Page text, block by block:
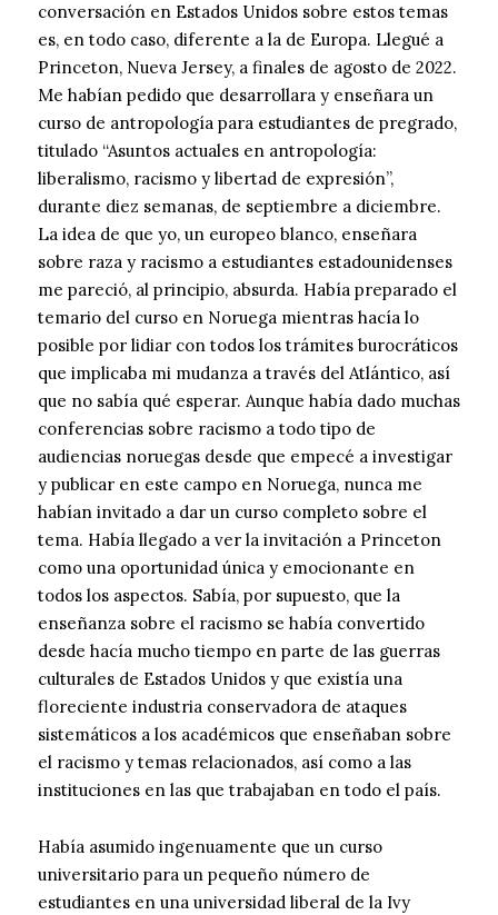
conversación en Estados Unidos sobre estos temas
es, en todo caso, diferente a la de Europa. Llegué a
Princeton, Nueva Jersey, a finales de agosto de 2022.
Me habían pedido que desarrollara y enseñara un
curso de antropología para estudiantes de pregrado,
titulado “Asuntos actuales en antropología:
liberalismo, racismo y libertad de expresión”,
durante diez semanas, de septiembre a diciembre.
La idea de que yo, un europeo blanco, enseñara
sobre raza y racismo a estudiantes estadounidenses
me pareció, al principio, absurda. Había preparado el
temario del curso en Noruega mientras hacía lo
posible por lidiar con todos los trámites burocráticos
que implicaba mi mudanza a través del Atlántico, así
que no sabía qué esperar. Aunque había dado muchas
conferencias sobre racismo a todo tipo de
audiencias noruegas desde que empecé a investigar
y publicar en este campo en Noruega, nunca me
habían invitado a dar un curso completo sobre el
tema. Había llegado a ver la invitación a Princeton
como una oportunidad única y emocionante en
todos los aspectos. Sabía, por supuesto, que la
enseñanza sobre el racismo se había convertido
desde hacía mucho tiempo en parte de las guerras
culturales de Estados Unidos y que existía una
floreciente industria conservadora de ataques
sistemáticos a los académicos que enseñaban sobre
el racismo y temas relacionados, así como a las
instituciones en las que trabajaban en todo el país.
Había asumido ingenuamente que un curso
universitario para un pequeño número de
estudiantes en una universidad liberal de la Ivy